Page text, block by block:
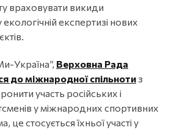
враховувати викиди
експертизі нових
Україна”, Верховна Рада
до міжнародної спільноти з
участь російських і
у міжнародних спортивних
це стосується їхньої участі у